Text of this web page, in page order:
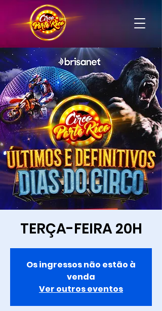
TERÇA-FEIRA 20H
Os ingressos não estão à
venda
Ver outros eventos